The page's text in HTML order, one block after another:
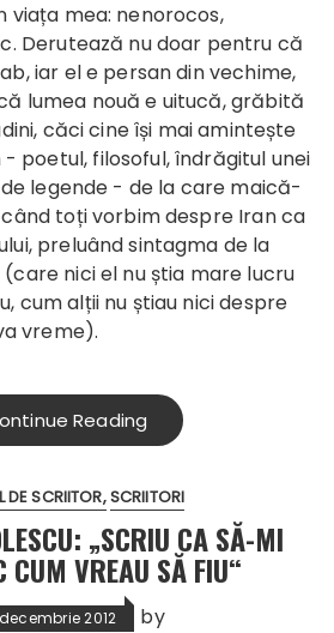
Derutează nu doar pentru că
iar el e persan din vechime,
lumea nouă e uitucă, grăbită
căci cine își mai amintește
poetul, filosoful, îndrăgitul unei
legende - de la care maică-
toți vorbim despre Iran ca
preluând sintagma de la
(care nici el nu știa mare lucru
cum alții nu știau nici despre
vreme).
Reading
DE SCRIITOR SCRIITORI
„SCRIU CA SĂ-MI
CUM VREAU SĂ FIU“
2012 by